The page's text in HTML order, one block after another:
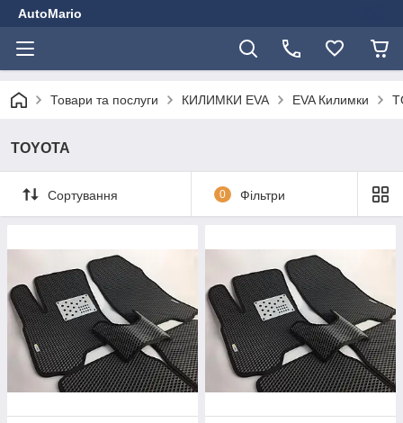
AutoMario
Товари та послуги КИЛИМКИ EVA EVA Килимки
TOYOTA
Сортування 0 Фільтри